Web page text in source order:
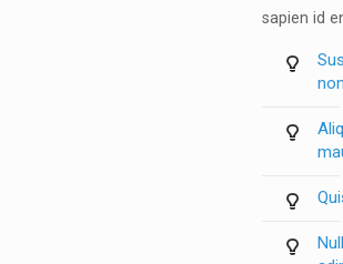
sapien id